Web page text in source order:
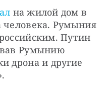
на жилой дом в
человека. Румыния
Румынию
дрона и другие